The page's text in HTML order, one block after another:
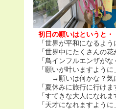
初日の願いはというと・
「世界が平和になるよう
「世界中にたくさんの花
「鳥インフルエンザがな
「願いが叶いますように
→願いは何かな？気に
「夏休みに旅行に行けま
「すてきな大人になれま
「天才になれますよう